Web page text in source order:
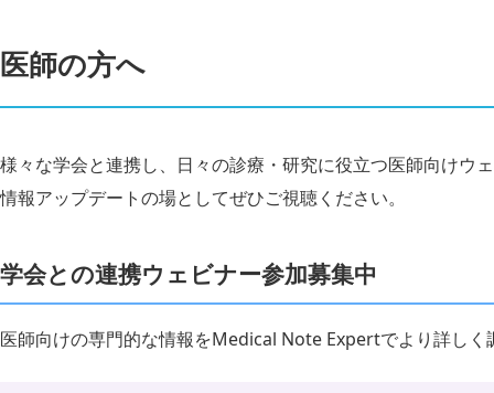
医師の方へ
様々な学会と連携し、日々の診療・研究に役立つ医師向けウ
情報アップデートの場としてぜひご視聴ください。
学会との連携ウェビナー参加募集中
医師向けの専門的な情報をMedical Note Expertでより詳しく